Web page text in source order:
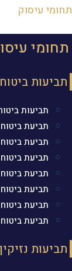
תחומי עיסוק
תחומי
תביעות ביטוח
תביעות
תביעת
תביעת
תביעת
תביעת
תביעת
תביעת
תביעת
תביעות נזיקין